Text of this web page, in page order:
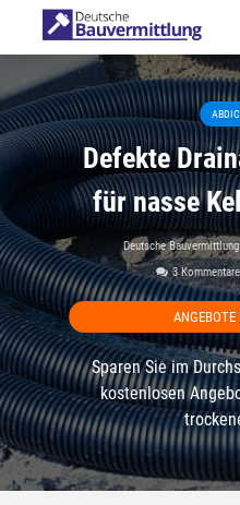
Defekte
für nasse
Deutsche Bauvermittlung
3 Kommentare
ANGEBOTE
Sparen Sie im
kostenlosen